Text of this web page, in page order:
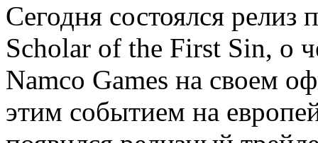
Сегодня состоялся
Scholar of the First Sin, о
Namco Games на своем
этим событием на